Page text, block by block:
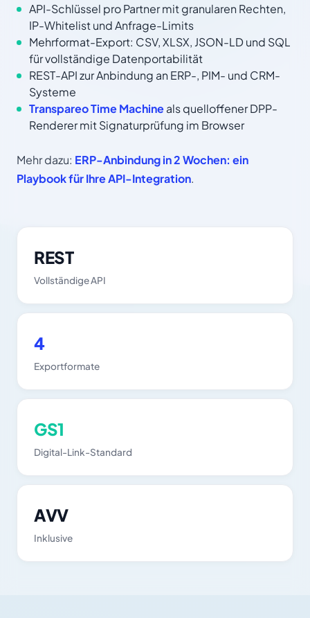
API-Schlüssel pro Partner mit granularen Rechten,
IP-Whitelist und Anfrage-Limits
Mehrformat-Export: CSV, XLSX, JSON-LD und SQL
für vollständige Datenportabilität
REST-API zur Anbindung an ERP-, PIM- und CRM-
Systeme
Transpareo Time Machineals quelloffener DPP-
Renderer mit Signaturprüfung im Browser
Mehr dazu: ERP-Anbindung in 2 Wochen: ein
Playbook für Ihre API-Integration.
REST
Vollständige API
4
Exportformate
GS1
Digital-Link-Standard
AVV
Inklusive